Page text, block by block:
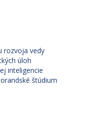
rozvoja vedy
úloh
inteligencie
štúdium